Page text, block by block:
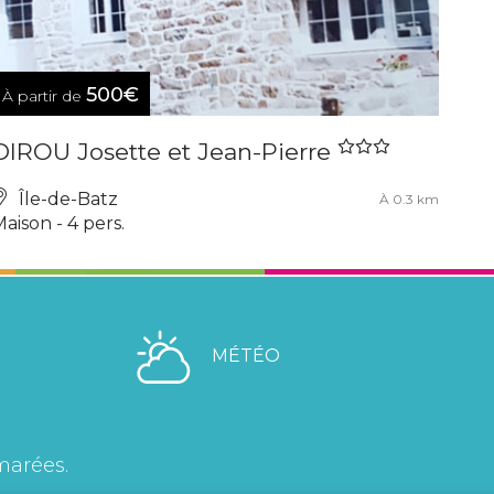
À partir de500€
Josette et Jean-Pierre
Île-de-Batz À 0.3 km
- 4 pers.
MÉTÉO